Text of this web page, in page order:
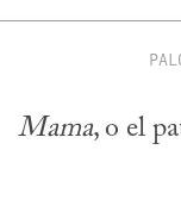
Mama, o el